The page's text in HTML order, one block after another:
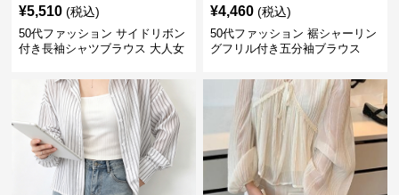
¥5,510 (税込)
50代ファッション サイドリボン
付き長袖シャツブラウス 大人女
¥4,460 (税込)
50代ファッション 裾シャーリン
グフリル付き五分袖ブラウス